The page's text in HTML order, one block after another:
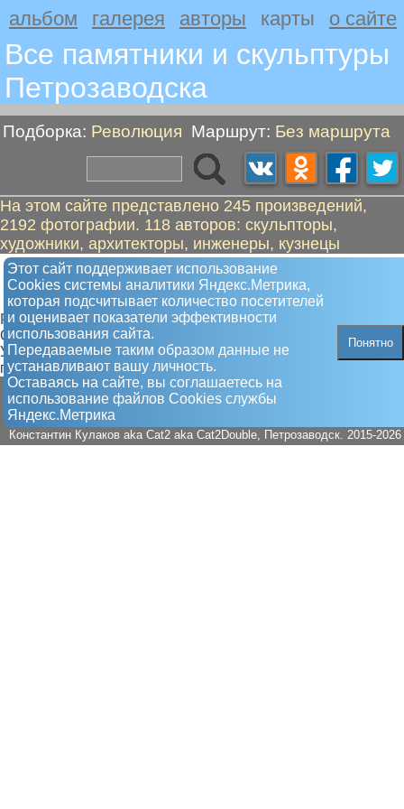
альбом галерея авторы карты о сайте
Все памятники и скульптуры
Петрозаводскa
Подборка: Революция Маршрут: Без маршрута
На этом сайте представлено 245 произведений,
2192 фотографии. 118 авторов: скульпторы,
художники, архитекторы, инженеры, кузнецы
Этот сайт поддерживает использование
Сookies системы аналитики Яндекс.Метрика,
которая подсчитывает количество посетителей
и оценивает показатели эффективности
использования сайта.
Передаваемые таким образом данные не
устанавливают вашу личность.
Оставаясь на сайте, вы соглашаетесь на
использование файлов Сookies службы
Яндекс.Метрика
Понятно
Карта расположения памятников и
скульптур в Петрозаводске
Революция
Самая полная карта памятников и скульптур.
Увлекательные туристкие маршруты от памятника к
памятнику
Константин Кулаков aka Cat2 aka Cat2Double, Петрозаводск. 2015-2026